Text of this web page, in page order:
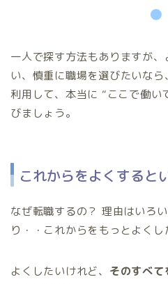
●
一人で探す方法もありますが
い、慎重に職場を選びたいな
利用して、本当に “ここで働い
びましょう。
これからをよくすると
なぜ転職するの？ 理由はいろ
り・・これからをもっとよくし
よくしたいけれど、 そのすべ